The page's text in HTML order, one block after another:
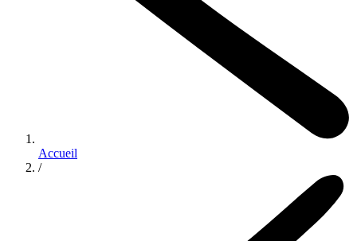
Accueil
/